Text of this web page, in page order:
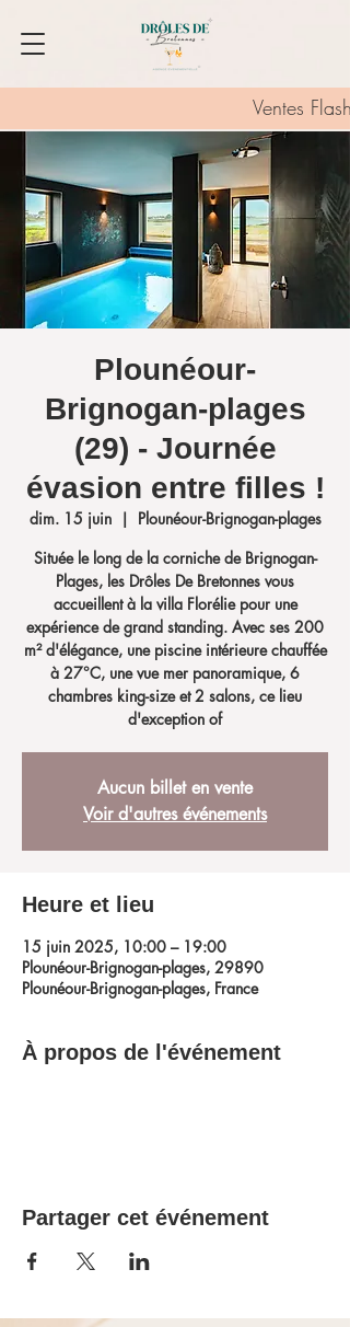
Ventes Flash :
Plounéour-
Brignogan-plages
(29) - Journée
évasion entre filles !
dim. 15 juin
  |
Plounéour-Brignogan-plages
Située le long de la corniche de Brignogan-
Plages, les Drôles De Bretonnes vous
accueillent à la villa Florélie pour une
expérience de grand standing. Avec ses 200
m² d'élégance, une piscine intérieure chauffée
à 27°C, une vue mer panoramique, 6
chambres king-size et 2 salons, ce lieu
d'exception of
Aucun billet en vente
Voir d'autres événements
Heure et lieu
15 juin 2025, 10:00 – 19:00
Plounéour-Brignogan-plages, 29890
Plounéour-Brignogan-plages, France
À propos de l'événement
Partager cet événement